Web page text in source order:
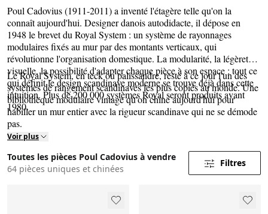
Poul Cadovius (1911-2011) a inventé l'étagère telle qu'on la
connaît aujourd'hui. Designer danois autodidacte, il dépose en
1948 le brevet du Royal System : un système de rayonnages
modulaires fixés au mur par des montants verticaux, qui
révolutionne l'organisation domestique. La modularité, la légèreté
visuelle, la possibilité d'adapter chaque pièce à son espace : tout ce
qui définit le design scandinave moderne se trouve déjà dans cette
intuition. Plus de 200 000 systèmes Royal seront produits avant
1980.
Le Royal System, en teck ou palissandre, reste à ce jour l'un des
systèmes de rangement scandinaves les plus copiés au monde. Une
bibliothèque modulaire vintage qu'on chine aujourd'hui pour
habiller un mur entier avec la rigueur scandinave qui ne se démode
pas.
Voir plus
Toutes les pièces Poul Cadovius à vendre
64 pièces uniques et chinées
Filtres